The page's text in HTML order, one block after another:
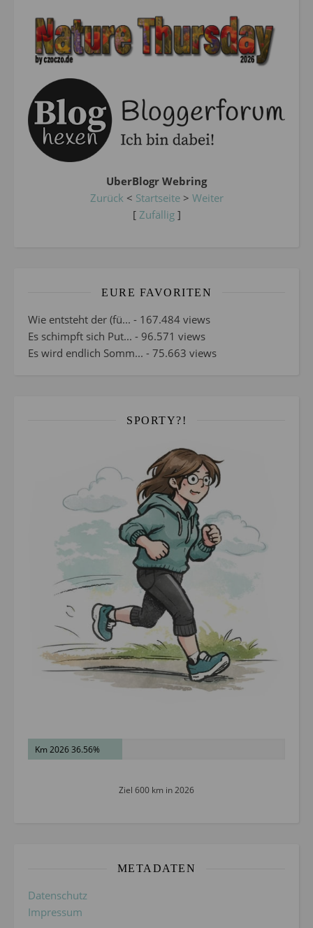
UberBlogr Webring
Zurück < Startseite> Weiter
[ Zufällig]
EURE FAVORITEN
Wie entsteht der (fü... - 167.484 views
Es schimpft sich Put... - 96.571 views
Es wird endlich Somm... - 75.663 views
SPORTY?!
Km 2026 36.56%
Ziel 600 km in 2026
METADATEN
Datenschutz
Impressum